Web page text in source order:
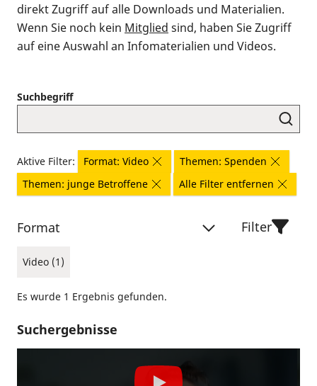
direkt Zugriff auf alle Downloads und Materialien.
Wenn Sie noch kein Mitglied sind, haben Sie Zugriff
auf eine Auswahl an Infomaterialien und Videos.
Suchbegriff
Aktive Filter: Format: Video
Themen: Spenden
Themen: junge Betroffene
Alle Filter entfernen
Format
Video (1)
Filter
Es wurde 1 Ergebnis gefunden.
Suchergebnisse